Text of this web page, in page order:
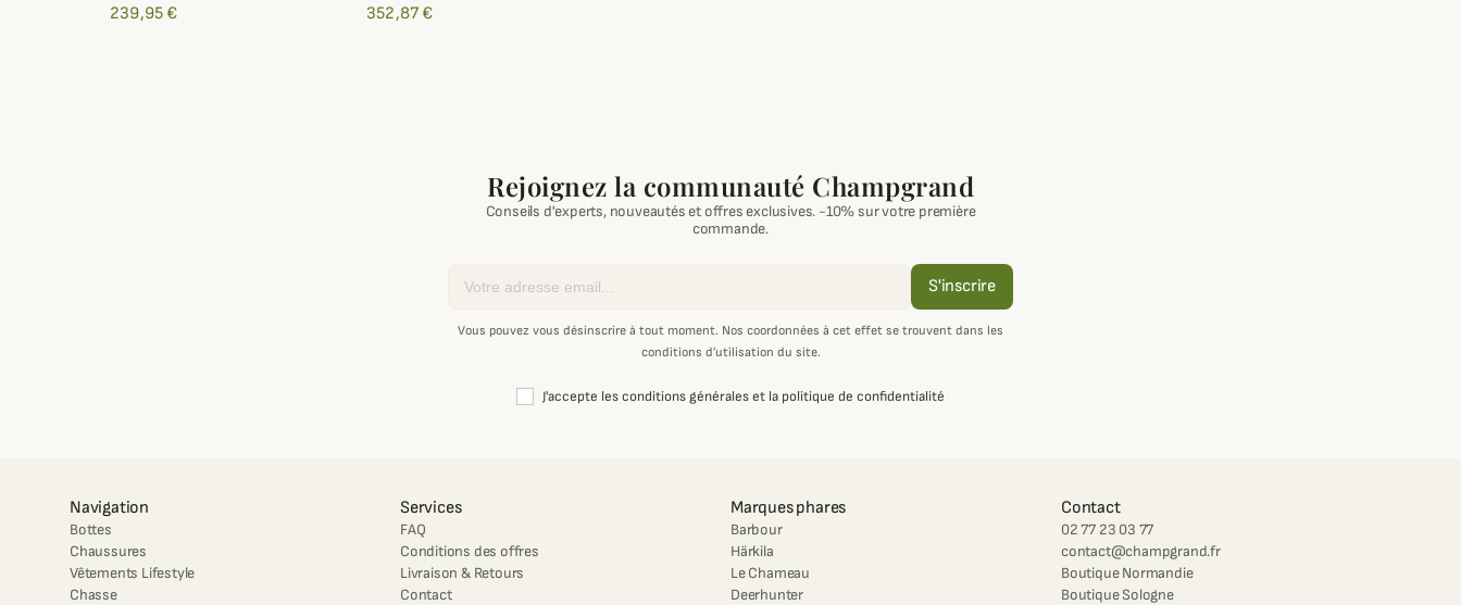
239,95 € 352,87 €
Rejoignez la communauté Champgrand
Conseils d'experts, nouveautés et offres exclusives. -10% sur votre première
commande.
S'inscrire
Vous pouvez vous désinscrire à tout moment. Nos coordonnées à cet effet se trouvent dans les
conditions d’utilisation du site.
J'accepte les conditions générales et la politique de confidentialité
Navigation
Bottes
Chaussures
Vêtements Lifestyle
Chasse
Services
FAQ
Conditions des offres
Livraison & Retours
Contact
Marques phares
Barbour
Härkila
Le Chameau
Deerhunter
Contact
02 77 23 03 77
contact@champgrand.fr
Boutique Normandie
Boutique Sologne